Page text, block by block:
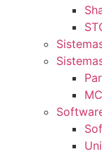
A K, sendo uma
empresas de
Desejamos